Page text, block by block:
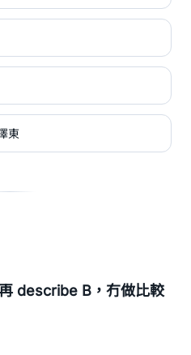
東
describe B，冇做比較